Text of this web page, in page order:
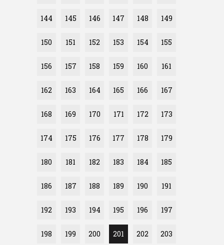
144 145 146 147 148 149
150 151 152 153 154 155
156 157 158 159 160 161
162 163 164 165 166 167
168 169 170 171 172 173
174 175 176 177 178 179
180 181 182 183 184 185
186 187 188 189 190 191
192 193 194 195 196 197
198 199 200 201 202 203